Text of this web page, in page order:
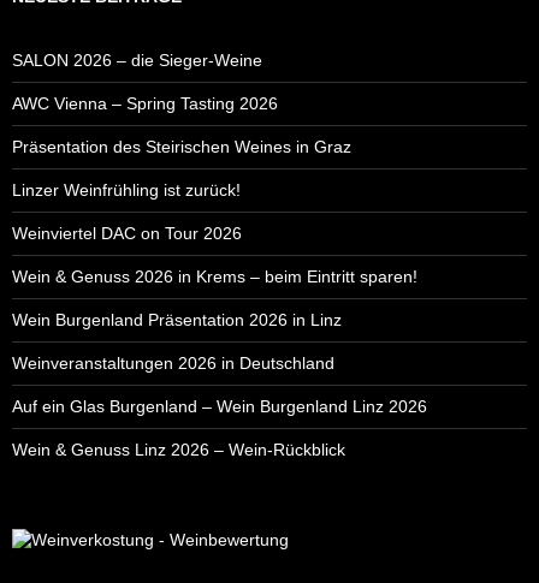
SALON 2026 – die Sieger-Weine
AWC Vienna – Spring Tasting 2026
Präsentation des Steirischen Weines in Graz
Linzer Weinfrühling ist zurück!
Weinviertel DAC on Tour 2026
Wein & Genuss 2026 in Krems – beim Eintritt sparen!
Wein Burgenland Präsentation 2026 in Linz
Weinveranstaltungen 2026 in Deutschland
Auf ein Glas Burgenland – Wein Burgenland Linz 2026
Wein & Genuss Linz 2026 – Wein-Rückblick